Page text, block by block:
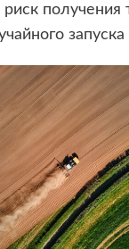
получения
запуска